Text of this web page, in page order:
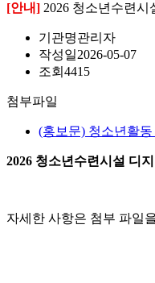
[안내] 2026 청소년수련
기관명관리자
작성일2026-05-07
조회 4415
첨부파일
(홍보문) 청소년활
2026 청소년수련시설 디
자세한 사항은 첨부 파일